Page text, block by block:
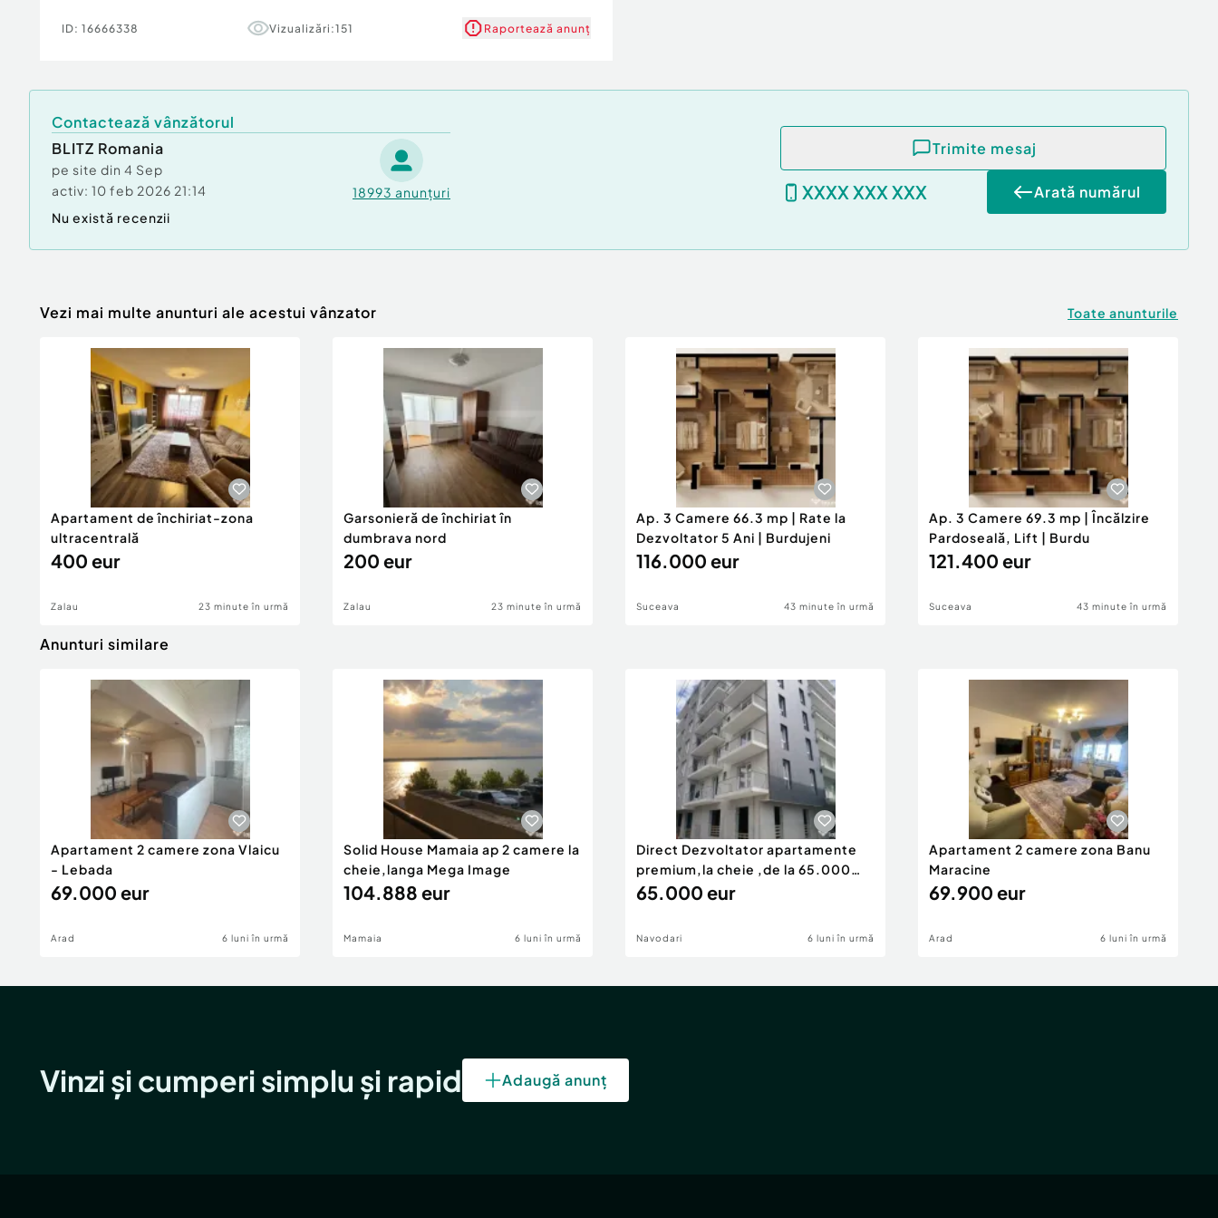
dinamism într-o zonă liniștită și exclusivistă.
Tip imobil:Bloc de apartamente
Număr Băi:1
ID: 16666338 Vizualizări:151 Raportează anunț
Contactează vânzătorul
BLITZ Romania
pe site din 4 Sep
activ: 10 feb 2026 21:14 18993 anunțuri
Nu există recenzii
Trimite mesaj
XXXX XXX XXX Arată numărul
Vezi mai multe anunturi ale acestui vânzator Toate anunturile
Apartament de închiriat-zona
ultracentrală
400 eur
Zalau 23 minute în urmă
Garsonieră de închiriat în
dumbrava nord
200 eur
Zalau 23 minute în urmă
Ap. 3 Camere 66.3 mp | Rate la
Dezvoltator 5 Ani | Burdujeni
116.000 eur
Suceava 43 minute în urmă
Ap. 3 Camere 69.3 mp | Încălzire
Pardoseală, Lift | Burdu
121.400 eur
Suceava 43 minute în urmă
Anunturi similare
Apartament 2 camere zona Vlaicu
- Lebada
69.000 eur
Arad 6 luni în urmă
Solid House Mamaia ap 2 camere la
cheie,langa Mega Image
104.888 eur
Mamaia 6 luni în urmă
Direct Dezvoltator apartamente
premium,la cheie ,de la 65.000
eur
65.000 eur
Navodari 6 luni în urmă
Apartament 2 camere zona Banu
Maracine
69.900 eur
Arad 6 luni în urmă
Vinzi și cumperi simplu și rapid Adaugă anunț